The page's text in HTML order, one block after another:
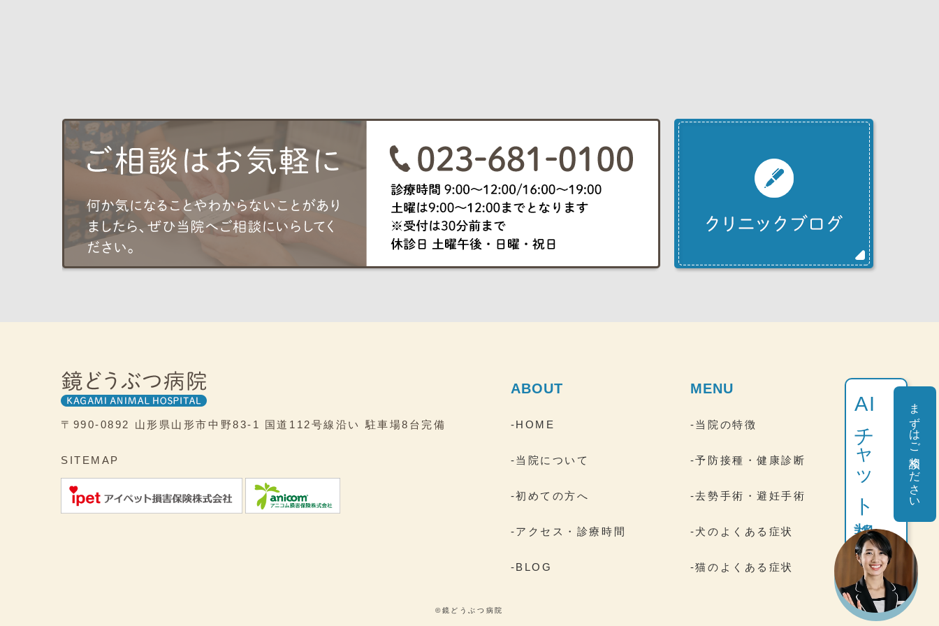
〒990-0892 山形県山形市中野83-1 国道112号線沿い 駐車場8台完備
SITEMAP
ABOUT
-HOME
-当院について
-初めての方へ
-アクセス・診療時間
-BLOG
MENU
-当院の特徴
-予防接種・健康診断
-去勢手術・避妊手術
-犬のよくある症状
-猫のよくある症状
©鏡どうぶつ病院
AI
チャット相談 まずはご相談ください